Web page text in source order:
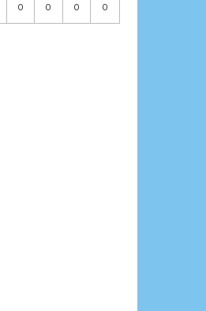
0 0 0 0